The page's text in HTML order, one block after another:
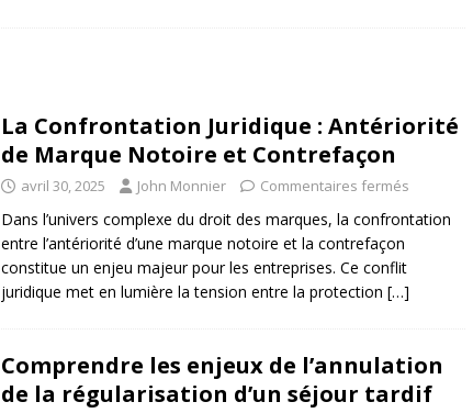
La Confrontation Juridique : Antériorité
de Marque Notoire et Contrefaçon
avril 30, 2025 John Monnier Commentaires fermés
Dans l’univers complexe du droit des marques, la confrontation
entre l’antériorité d’une marque notoire et la contrefaçon
constitue un enjeu majeur pour les entreprises. Ce conflit
juridique met en lumière la tension entre la protection […]
Comprendre les enjeux de l’annulation
de la régularisation d’un séjour tardif